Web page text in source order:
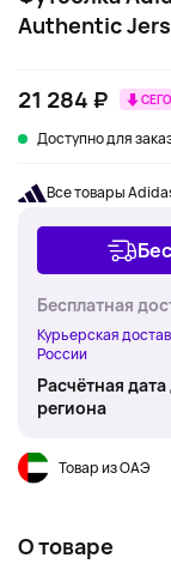
Authentic
21 284 ₽
Доступно для
Все товары
Бесплатная
Курьерская
России
Расчётная
региона
Товар из ОАЭ
О товаре